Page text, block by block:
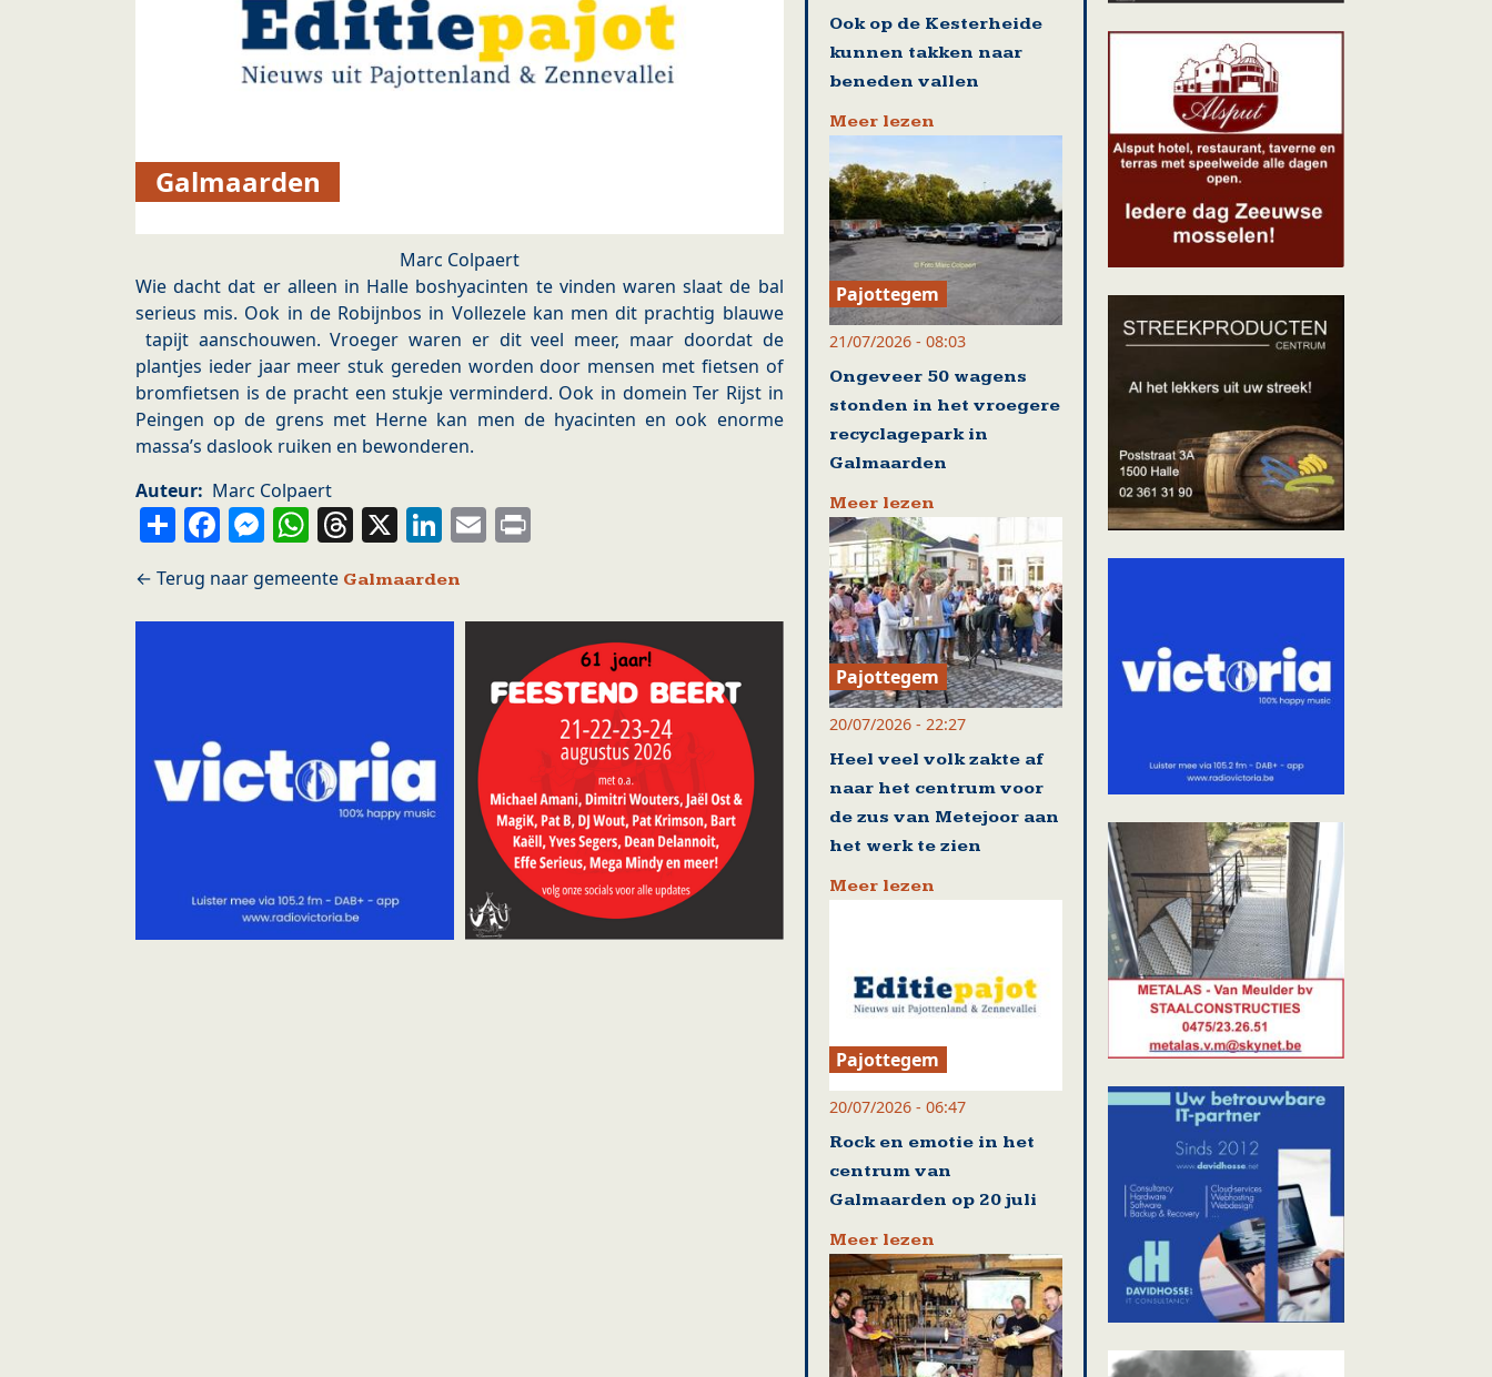
Galmaarden
Marc Colpaert
Wie dacht dat er alleen in Halle boshyacinten te vinden waren slaat de bal
serieus mis. Ook in de Robijnbos in Vollezele kan men dit prachtig blauwe
tapijt aanschouwen. Vroeger waren er dit veel meer, maar doordat de
plantjes ieder jaar meer stuk gereden worden door mensen met fietsen of
bromfietsen is de pracht een stukje verminderd. Ook in domein Ter Rijst in
Peingen op de grens met Herne kan men de hyacinten en ook enorme
massa’s daslook ruiken en bewonderen.
Auteur
Marc Colpaert
ShareFacebook
Messenger
WhatsApp
Threads
X LinkedIn
Email
Galmaarden
Ook op de Kesterheide
kunnen takken naar
beneden vallen
Meer lezen
Pajottegem
21/07/2026 - 08:03
Ongeveer 50 wagens
stonden in het vroegere
recyclagepark in
Galmaarden
Meer lezen
Pajottegem
20/07/2026 - 22:27
Heel veel volk zakte af
naar het centrum voor
de zus van Metejoor aan
het werk te zien
Meer lezen
Pajottegem
20/07/2026 - 06:47
Rock en emotie in het
centrum van
Galmaarden op 20 juli
Meer lezen